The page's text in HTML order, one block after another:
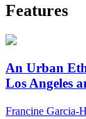
Features
An Urban
Los Angeles
Francine